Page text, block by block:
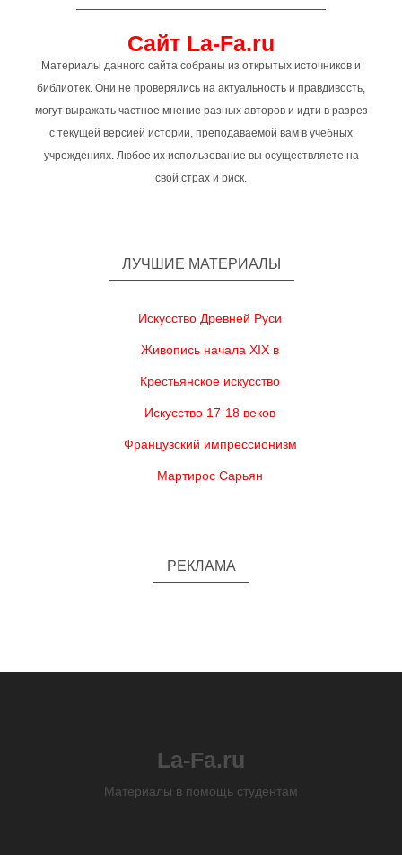
Сайт La-Fa.ru
Материалы данного сайта собраны из открытых источников и
библиотек. Они не проверялись на актуальность и правдивость,
могут выражать частное мнение разных авторов и идти в разрез
с текущей версией истории, преподаваемой вам в учебных
учреждениях. Любое их использование вы осуществляете на
свой страх и риск.
ЛУЧШИЕ МАТЕРИАЛЫ
Искусство Древней Руси
Живопись начала XIX в
Крестьянское искусство
Искусство 17-18 веков
Французский импрессионизм
Мартирос Сарьян
РЕКЛАМА
La-Fa.ru
Материалы в помощь студентам